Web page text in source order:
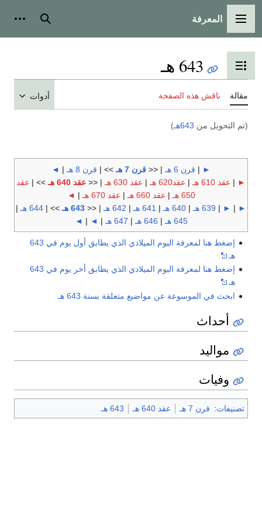
القائمة الرئيسية
المعرفة بحث
تبديل عرض جدول المحتويات
643 هـ
مقالة ناقش هذه الصفحة أدوات
(تم التحويل من 643هـ )
►
| قرن 6 هـ | << قرن 7 هـ >> | قرن 8 هـ |
◄
►
| عقد 610 هـ | عقد620 هـ | عقد 630 هـ | << عقد 640 هـ >> | عقد
650 هـ
| عقد 660 هـ | عقد 670 هـ |
◄
►
|
►
| 639 هـ | 640 هـ | 641 هـ | 642 هـ | << 643 هـ >> | 644 هـ
|
645 هـ
| 646 هـ | 647 هـ |
◄
|
◄
إضغط هنا لمعرفة اليوم الميلادي الذي يطابق أول يوم في 643
هـ
إضغط هنا لمعرفة اليوم الميلادي الذي يطابق أخر يوم في 643
هـ
ابحث في الموسوعة عن مواضيع متعلقة بسنة 643 هـ
أحداث
مواليد
وفيات
تصنيفات: قرن 7 هـ عقد 640 هـ 643 هـ